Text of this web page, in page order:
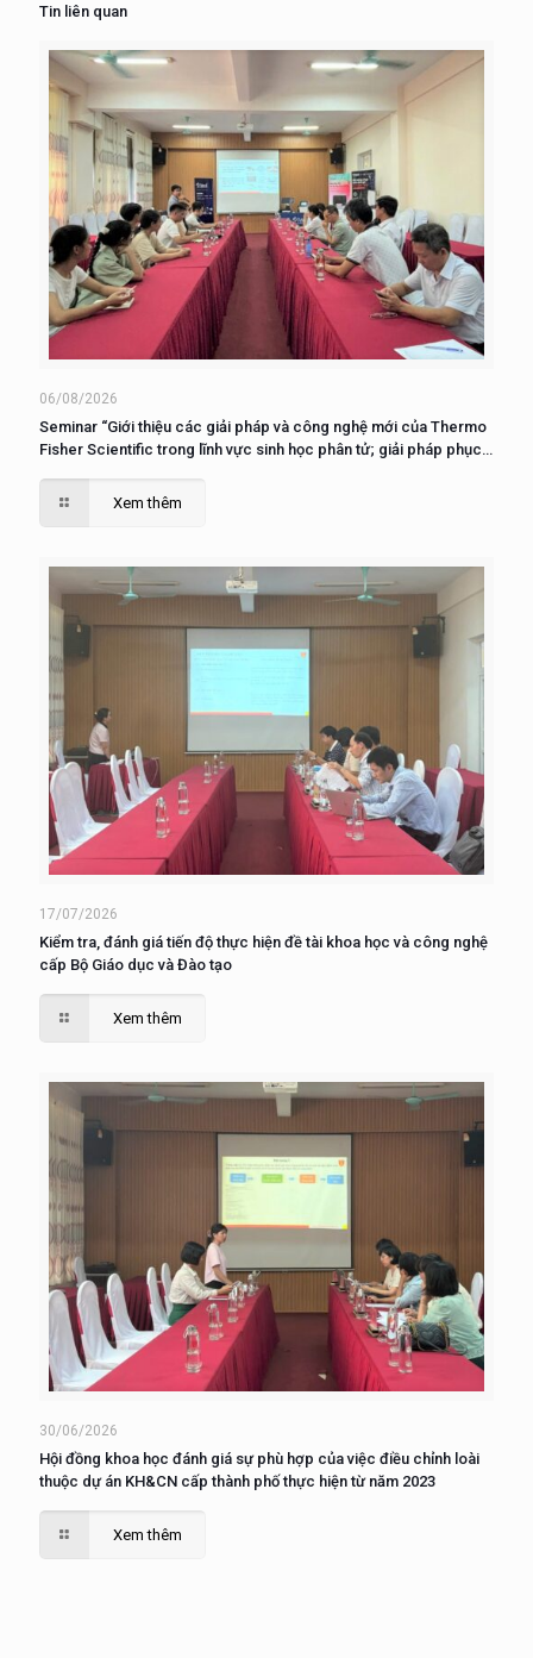
Tin liên quan
06/08/2026
Seminar “Giới thiệu các giải pháp và công nghệ mới của Thermo
Fisher Scientific trong lĩnh vực sinh học phân tử; giải pháp phục
Xem thêm
17/07/2026
Kiểm tra, đánh giá tiến độ thực hiện đề tài khoa học và công nghệ
cấp Bộ Giáo dục và Đào tạo
Xem thêm
30/06/2026
Hội đồng khoa học đánh giá sự phù hợp của việc điều chỉnh loài
thuộc dự án KH&CN cấp thành phố thực hiện từ năm 2023
Xem thêm